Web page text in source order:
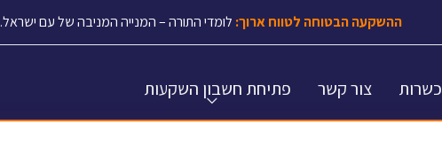
ההשקעה הבטוחה לטווח ארוך: לומדי התורה – המנייה המניבה של עם ישראל.
כשרות צור קשר פתיחת חשבון השקעות